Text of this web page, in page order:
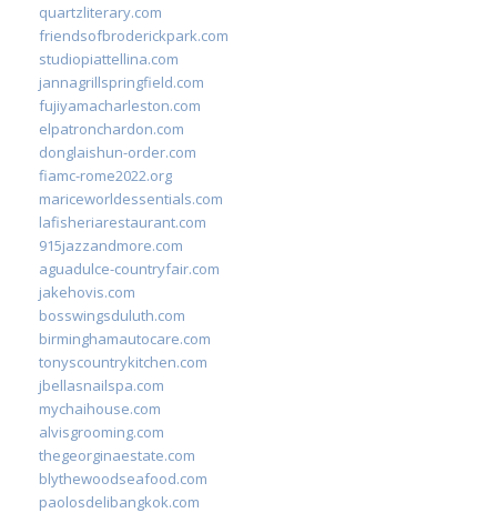
quartzliterary.com
friendsofbroderickpark.com
studiopiattellina.com
jannagrillspringfield.com
fujiyamacharleston.com
elpatronchardon.com
donglaishun-order.com
fiamc-rome2022.org
mariceworldessentials.com
lafisheriarestaurant.com
915jazzandmore.com
aguadulce-countryfair.com
jakehovis.com
bosswingsduluth.com
birminghamautocare.com
tonyscountrykitchen.com
jbellasnailspa.com
mychaihouse.com
alvisgrooming.com
thegeorginaestate.com
blythewoodseafood.com
paolosdelibangkok.com